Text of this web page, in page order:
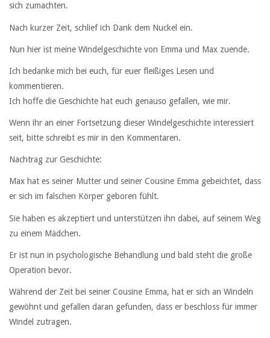
sich zumachten.
Nach kurzer Zeit, schlief ich Dank dem Nuckel ein.
Nun hier ist meine Windelgeschichte von Emma und Max zuende.
Ich bedanke mich bei euch, für euer fleißiges Lesen und
kommentieren.
Ich hoffe die Geschichte hat euch genauso gefallen, wie mir.
Wenn ihr an einer Fortsetzung dieser Windelgeschichte interessiert
seit, bitte schreibt es mir in den Kommentaren.
Nachtrag zur Geschichte:
Max hat es seiner Mutter und seiner Cousine Emma gebeichtet, dass
er sich im falschen Körper geboren fühlt.
Sie haben es akzeptiert und unterstützen ihn dabei, auf seinem Weg
zu einem Mädchen.
Er ist nun in psychologische Behandlung und bald steht die große
Operation bevor.
Während der Zeit bei seiner Cousine Emma, hat er sich an Windeln
gewöhnt und gefallen daran gefunden, dass er beschloss für immer
Windel zutragen.